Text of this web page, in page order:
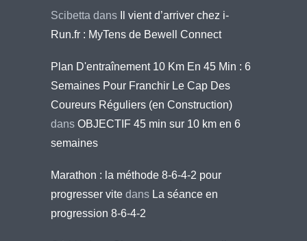
Scibetta dans
Il vient d’arriver chez i-
Run.fr : MyTens de Bewell Connect
Plan D'entraînement 10 Km En 45 Min : 6
Semaines Pour Franchir Le Cap Des
Coureurs Réguliers (en Construction)
dans OBJECTIF 45 min sur 10 km en 6
semaines
Marathon : la méthode 8-6-4-2 pour
progresser vite dans La séance en
progression 8-6-4-2